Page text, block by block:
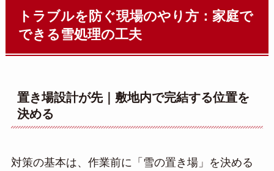
トラブルを防ぐ現場のやり方：家庭で
できる雪処理の工夫
置き場設計が先｜敷地内で完結する位置を
決める
対策の基本は、作業前に「雪の置き場」を決める